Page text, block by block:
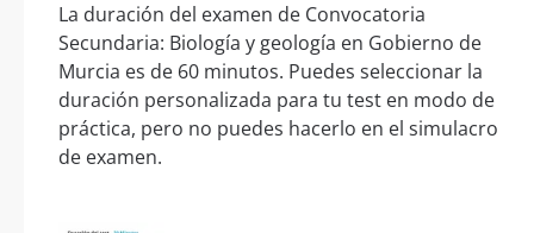
La duración del examen de Convocatoria
Secundaria: Biología y geología en Gobierno de
Murcia es de 60 minutos. Puedes seleccionar la
duración personalizada para tu test en modo de
práctica, pero no puedes hacerlo en el simulacro
de examen.